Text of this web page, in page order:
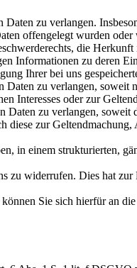
zu verlangen.
offengelegt wurden
die
Informationen zu deren
Ihrer bei uns
zu verlangen,
Interesses oder zur
zu verlangen,
zur
in einem strukturierten,
widerrufen. Dies hat
Sie sich hierfür an